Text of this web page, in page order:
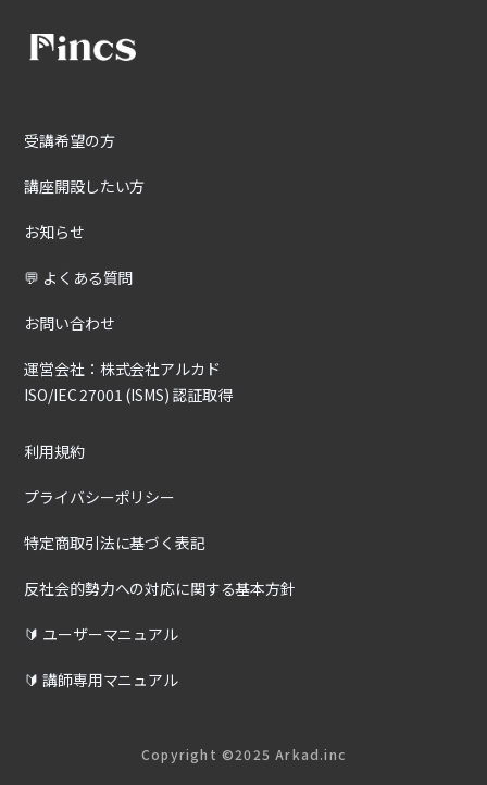
受講希望の方
講座開設したい方
お知らせ
💬 よくある質問
お問い合わせ
運営会社：株式会社アルカド
ISO/IEC 27001 (ISMS) 認証取得
利用規約
プライバシーポリシー
特定商取引法に基づく表記
反社会的勢力への対応に関する基本方針
🔰 ユーザーマニュアル
🔰 講師専用マニュアル
Copyright ©2025 Arkad.inc